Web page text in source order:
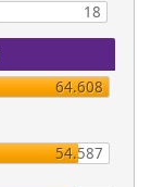
18
64.608
54.587